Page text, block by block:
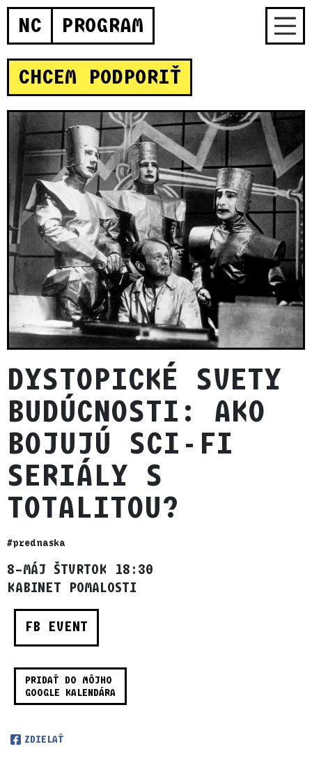
NC PROGRAM
CHCEM PODPORIŤ
DYSTOPICKÉ SVETY
BUDÚCNOSTI: AKO
BOJUJÚ SCI-FI
SERIÁLY S
TOTALITOU?
#prednaska
8–MÁJ ŠTVRTOK 18:30
KABINET POMALOSTI
FB EVENT
PRIDAŤ DO MÔJHO
GOOGLE KALENDÁRA
ZDIELAŤ